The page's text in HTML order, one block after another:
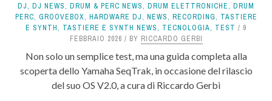
DJ, DJ NEWS, DRUM & PERC NEWS, DRUM ELETTRONICHE, DRUM
PERC, GROOVEBOX, HARDWARE DJ, NEWS, RECORDING, TASTIERE
E SYNTH, TASTIERE E SYNTH NEWS, TECNOLOGIA, TEST
9
FEBBRAIO 2026
BY RICCARDO GERBI
Non solo un semplice test, ma una guida completa alla
scoperta dello Yamaha SeqTrak, in occasione del rilascio
del suo OS V2.0, a cura di Riccardo Gerbi